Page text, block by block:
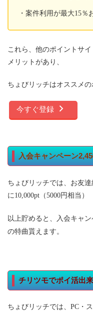
・案件利用が最大15
これら、他のポイントサ
メリットがあり、
ちょびリッチはオススメ
今すぐ登録
入会キャンペーン
ちょびリッチでは、 お友
に10,000pt（5000円相当）
以上貯めると、入会キャ
の特曲貰えます。
チリツモでポイ活出
ちょびリッチでは、PC・